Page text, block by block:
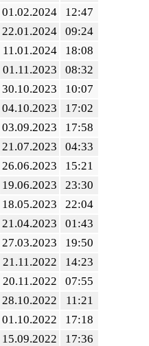
01.02.2024
12:47
22.01.2024
09:24
11.01.2024
18:08
01.11.2023
08:32
30.10.2023
10:07
04.10.2023
17:02
03.09.2023
17:58
21.07.2023
04:33
26.06.2023
15:21
19.06.2023
23:30
18.05.2023
22:04
21.04.2023
01:43
27.03.2023
19:50
21.11.2022
14:23
20.11.2022
07:55
28.10.2022
11:21
01.10.2022
17:18
15.09.2022
17:36